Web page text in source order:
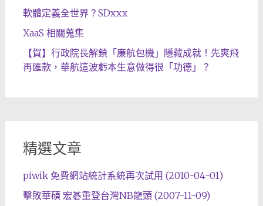
軟體定義全世界？SDxxx
XaaS 相關蒐集
【賀】行政院長解鎖「廉航包機」隱藏成就！先爽飛
再匯款，華航這波虧本生意做得很「功德」？
精選文章
piwik 免費網站統計系統再次試用 (2010-04-01)
擊敗華碩 宏碁重登台灣NB龍頭 (2007-11-09)